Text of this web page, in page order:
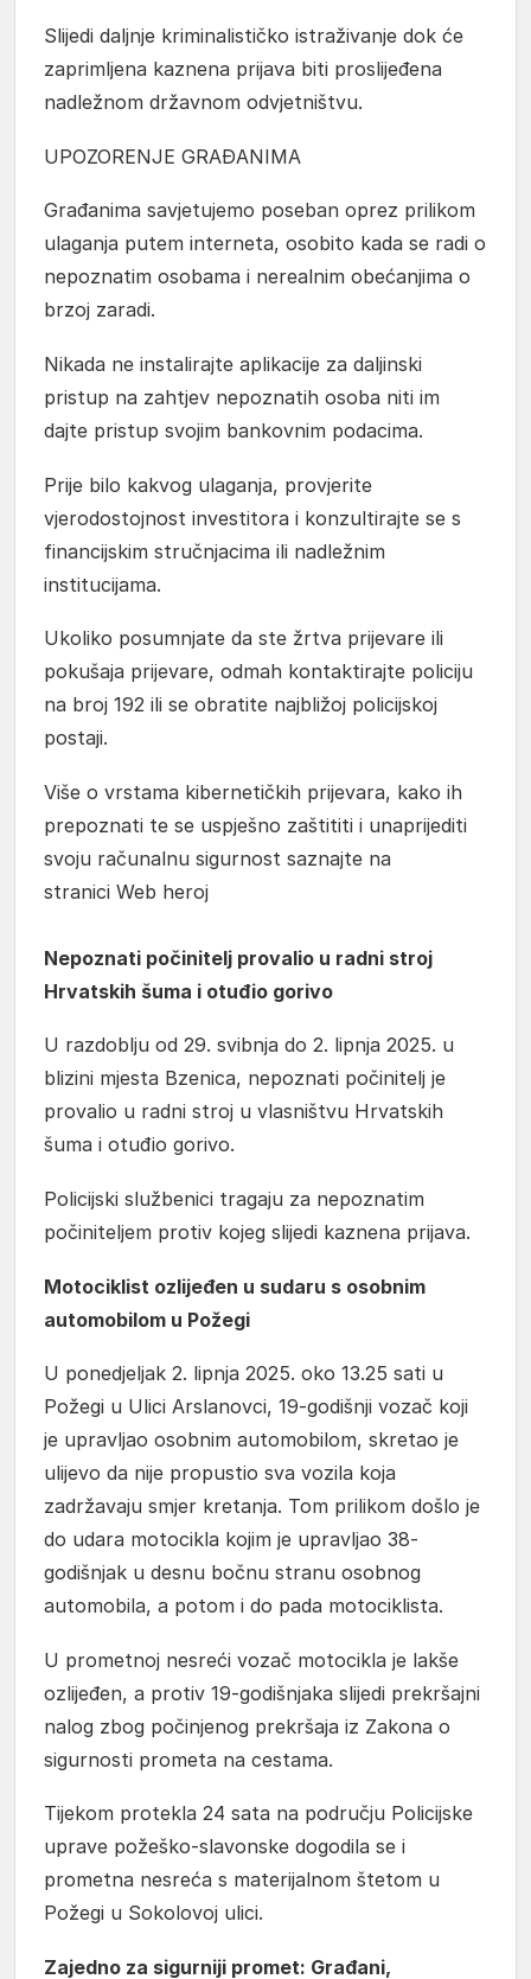
Slijedi daljnje kriminalističko istraživanje dok će
zaprimljena kaznena prijava biti proslijeđena
nadležnom državnom odvjetništvu.
UPOZORENJE GRAĐANIMA
Građanima savjetujemo poseban oprez prilikom
ulaganja putem interneta, osobito kada se radi o
nepoznatim osobama i nerealnim obećanjima o
brzoj zaradi.
Nikada ne instalirajte aplikacije za daljinski
pristup na zahtjev nepoznatih osoba niti im
dajte pristup svojim bankovnim podacima.
Prije bilo kakvog ulaganja, provjerite
vjerodostojnost investitora i konzultirajte se s
financijskim stručnjacima ili nadležnim
institucijama.
Ukoliko posumnjate da ste žrtva prijevare ili
pokušaja prijevare, odmah kontaktirajte policiju
na broj 192 ili se obratite najbližoj policijskoj
postaji.
Više o vrstama kibernetičkih prijevara, kako ih
prepoznati te se uspješno zaštititi i unaprijediti
svoju računalnu sigurnost saznajte na
stranici Web heroj
Nepoznati počinitelj provalio u radni stroj
Hrvatskih šuma i otuđio gorivo
U razdoblju od 29. svibnja do 2. lipnja 2025. u
blizini mjesta Bzenica, nepoznati počinitelj je
provalio u radni stroj u vlasništvu Hrvatskih
šuma i otuđio gorivo.
Policijski službenici tragaju za nepoznatim
počiniteljem protiv kojeg slijedi kaznena prijava.
Motociklist ozlijeđen u sudaru s osobnim
automobilom u Požegi
U ponedjeljak 2. lipnja 2025. oko 13.25 sati u
Požegi u Ulici Arslanovci, 19-godišnji vozač koji
je upravljao osobnim automobilom, skretao je
ulijevo da nije propustio sva vozila koja
zadržavaju smjer kretanja. Tom prilikom došlo je
do udara motocikla kojim je upravljao 38-
godišnjak u desnu bočnu stranu osobnog
automobila, a potom i do pada motociklista.
U prometnoj nesreći vozač motocikla je lakše
ozlijeđen, a protiv 19-godišnjaka slijedi prekršajni
nalog zbog počinjenog prekršaja iz Zakona o
sigurnosti prometa na cestama.
Tijekom protekla 24 sata na području Policijske
uprave požeško-slavonske dogodila se i
prometna nesreća s materijalnom štetom u
Požegi u Sokolovoj ulici.
Zajedno za sigurniji promet: Građani,